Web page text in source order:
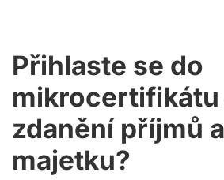
Přihlaste se do
mikrocertifikátu
zdanění příjmů a
majetku?